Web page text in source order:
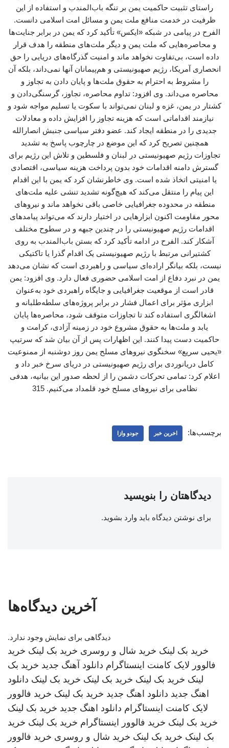
راستای تثبیت حاکمیت یمن بر تنگه باب‌المندب و استفاده از این
ظرفیت در خدمت منافع ملت یمن و مسائل امت اسلامی دانست.
الفرح در پیامی در شبکه «ایکس» تأکید کرد که یمن در برابر جنایت‌ها
و محاصره‌هایی که ملت یمن و دیگر ملت‌های منطقه را هدف قرار
داده است، بی‌تفاوت نخواهد ماند و امنیت گذرگاه‌های دریایی را حق
انحصاری آمریکا، رژیم صهیونیستی و هم‌پیمانان آنها نمی‌داند، بلکه آن
را مشروط به احترام به حقوق ملت‌ها و پایان دادن به تجاوز و
محاصره می‌داند. وی افزود: تداوم محاصره، تجاوز، گرسنگی‌دادن و
کشتار در یمن، غزه و لبنان نمی‌تواند با سکوت یا تسلیم مواجه شود و
نیازمند اقداماتی است که هزینه تجاوز را افزایش داده و معادلات
جدیدی را در منطقه ایجاد کند. عضو دفتر سیاسی جنبش انصارالله
همچنین تصریح کرد که این موضع در چارچوب پاسخ به تشدید
تجاوزات رژیم صهیونیستی در لبنان و فلسطین و تلاش این رژیم برای
گسترش دامنه اقدامات خود بدون پرداخت هزینه سیاسی، اقتصادی
یا امنیتی اتخاذ شده است. وی خاطرنشان کرد که یمن با این اقدام
این پیام را منتقل می‌کند که هیچ‌گونه تشدید تنشی علیه ملت‌های
منطقه در محدوده جغرافیایی خاصی باقی نخواهد ماند و نیروهای
محور مقاومت اکنون ابزارهایی در اختیار دارند که می‌تواند پیامدهای
اقدامات رژیم صهیونیستی را در چندین جبهه و در سطوح مختلف
آشکار کند. الفرح در ادامه تأکید کرد که بستن باب‌المندب به روی
کشتیرانی مرتبط با رژیم صهیونیستی یک اقدام گذرا یا تاکتیکی
نیست، بلکه بیانگر اراده‌ای سیاسی و راهبردی است که نشان می‌دهد
یمن در نبرد دفاع از امت اسلامی حضوری فعال دارد. وی افزود: یمن
قادر است از موقعیت جغرافیایی و جایگاه راهبردی خود به‌عنوان
ابزاری مؤثر برای اعمال فشار در برابر پروژه‌های سلطه‌طلبانه و
اشغالگری استفاده کند تا تجاوزات متوقف شود، محاصره‌ها پایان
یابد و ملت‌ها به حقوق مشروع خود در زمینه آزادی، کرامت و
حاکمیت دست پیدا کنند. این اظهارات پس از آن بیان شد که سرتیپ
«یحیی سریع» سخنگوی نیروهای مسلح یمن روز دوشنبه از ممنوعیت
کامل دریانوردی برای رژیم صهیونیستی در دریای سرخ خبر داد و
اعلام کرد: تمامی تحرکات دشمن را از لحظه صدور این بیانیه، هدفی
نظامی برای نیروهای مسلح خود قلمداد می‌کنیم. 315
برچسب‌ها: اخرین خبر جودو وازا
دیدگاهتان را بنویسید
برای نوشتن دیدگاه باید وارد بشوید.
آخرین دیدگاه‌ها
دیدگاهی برای نمایش وجود ندارد.
خرید بک لینک خرید شال و روسری خرید بک لینک خرید
فالوور لایک کامنت اینستاگرام دانلود آهنگ جدید خرید بک
لینک خرید بک لینک خرید بک لینک خرید بک لینک دانلود
اهنگ جدید دانلود اهنگ جدید خرید بک لینک خرید فالوور
لایک کامنت اینستاگرام دانلود اهنگ جدید خرید بک لینک
خرید بک لینک خرید فالوور اینستاگرام خرید بک لینک خرید
بک لینک خرید بک لینک خرید شال و روسری خرید فالوور